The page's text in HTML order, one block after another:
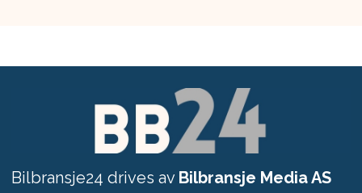
Bilbransje24 drives av Bilbransje Media AS